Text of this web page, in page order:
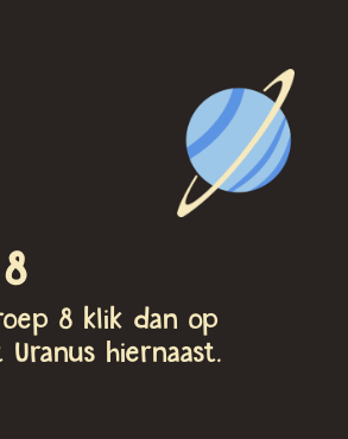
8 klik dan op
Uranus hiernaast.